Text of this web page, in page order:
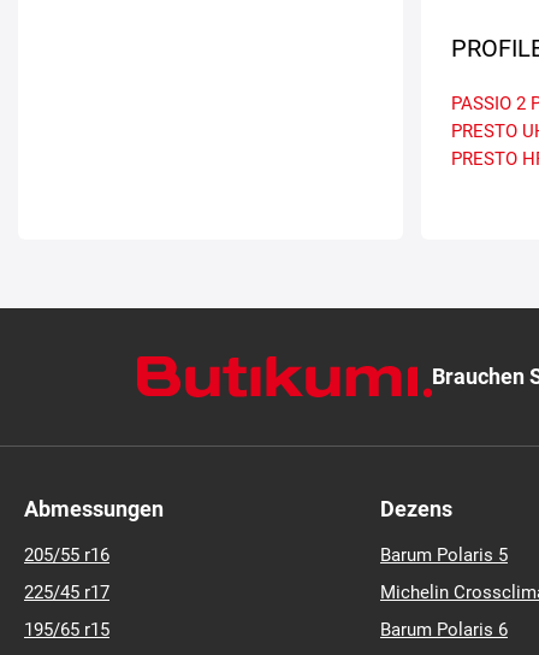
PASSIO 2
PRESTO
PRESTO
Brauchen
Abmessungen
205/55 r16
225/45 r17
195/65 r15
Dezens
Barum Polaris 5
Michelin
Barum Polaris 6